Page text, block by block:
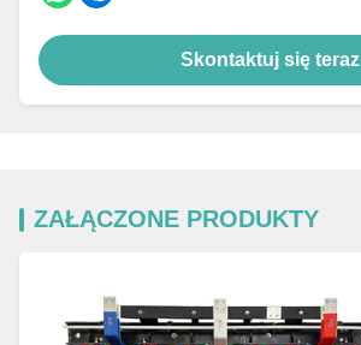
Skontaktuj się teraz
ZAŁĄCZONE PRODUKTY